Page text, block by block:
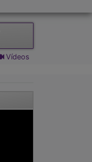
Vídeos